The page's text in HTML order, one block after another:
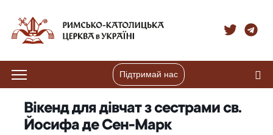
Підтримай нас
Вікенд для дівчат з сестрами св.
Йосифа де Сен-Марк